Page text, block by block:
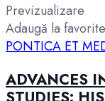
Previzualizare
Adaugă la favorite
PONTICA ET
ADVANCES